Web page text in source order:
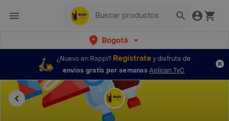
Bogotá
¿Nuevo en Rappi? Regístratey disfruta de
envíos gratis por semanas Aplican TyC